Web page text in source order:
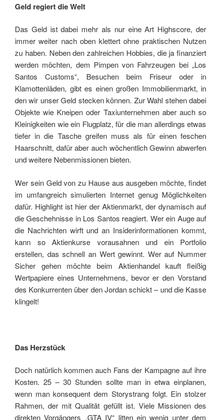
Geld regiert die Welt
Das Geld ist dabei mehr als nur eine Art Highscore, der
immer weiter nach oben klettert ohne praktischen Nutzen
zu haben. Neben den zahlreichen Hobbies, die ja finanziert
werden möchten, dem Pimpen von Fahrzeugen bei „Los
Santos Customs“, Besuchen beim Friseur oder in
Klamottenläden, gibt es einen großen Immobilienmarkt, in
den wir unser Geld stecken können. Zur Wahl stehen dabei
Objekte wie Kneipen oder Taxiunternehmen aber auch so
Kleinigkeiten wie ein Flugplatz, für die man allerdings etwas
tiefer in die Tasche greifen muss als für einen feschen
Haarschnitt, dafür aber auch wöchentlich Gewinn abwerfen
und weitere Nebenmissionen bieten.
Wer sein Geld von zu Hause aus ausgeben möchte, findet
im umfangreich simulierten Internet genug Möglichkeiten
dafür. Highlight ist hier der Aktienmarkt, der dynamisch auf
die Geschehnisse in Los Santos reagiert. Wer ein Auge auf
die Nachrichten wirft und an Insiderinformationen kommt,
kann so Aktienkurse vorausahnen und ein Portfolio
erstellen, das schnell an Wert gewinnt. Wer auf Nummer
Sicher gehen möchte beim Aktienhandel kauft fleißig
Wertpapiere eines Unternehmens, bevor er den Vorstand
des Konkurrenten über den Jordan schickt – und die Kasse
klingelt!
Das Herzstück
Doch natürlich kommen auch Fans der Kampagne auf ihre
Kosten. 25 – 30 Stunden sollte man in etwa einplanen,
wenn man konsequent dem Storystrang folgt. Ein stolzer
Rahmen, der mit Qualität gefüllt ist. Viele Missionen des
direkten Vorgängers „GTA IV“ litten ein wenig unter dem